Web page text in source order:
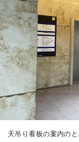
天吊り看板の案内の